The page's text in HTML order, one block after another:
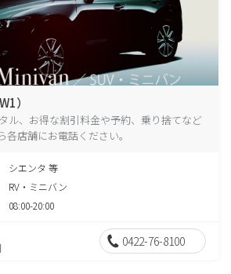
）
ル、お得な割引料金や予約、乗り捨てなど
店舗にお電話ください。
シエンタ 等
RV・ミニバン
08:00-20:00
0422-76-8100